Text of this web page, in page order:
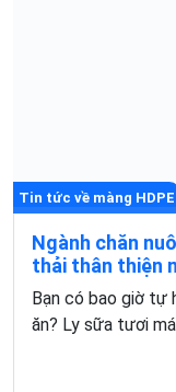
Tin tức về màng HDPE
Ngành chăn
thải thân thiện
Bạn có bao giờ tự
ăn? Ly sữa tươi